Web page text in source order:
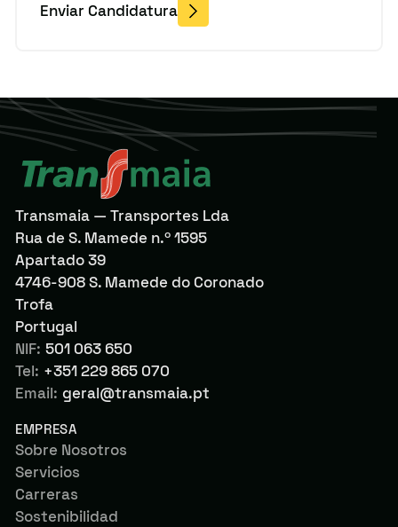
Enviar Candidatura
Transmaia — Transportes Lda
Rua de S. Mamede n.º 1595
Apartado 39
4746-908 S. Mamede do Coronado
Trofa
Portugal
NIF: 501 063 650
Tel: +351 229 865 070
Email: geral@transmaia.pt
EMPRESA
Sobre Nosotros
Servicios
Carreras
Sostenibilidad